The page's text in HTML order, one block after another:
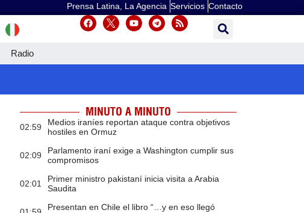
Prensa Latina, La Agencia Servicios Contacto
Radio
MINUTO A MINUTO
02:59
Medios iraníes reportan ataque contra objetivos
hostiles en Ormuz
02:09
Parlamento iraní exige a Washington cumplir sus
compromisos
02:01
Primer ministro pakistaní inicia visita a Arabia
Saudita
Presentan en Chile el libro “…y en eso llegó